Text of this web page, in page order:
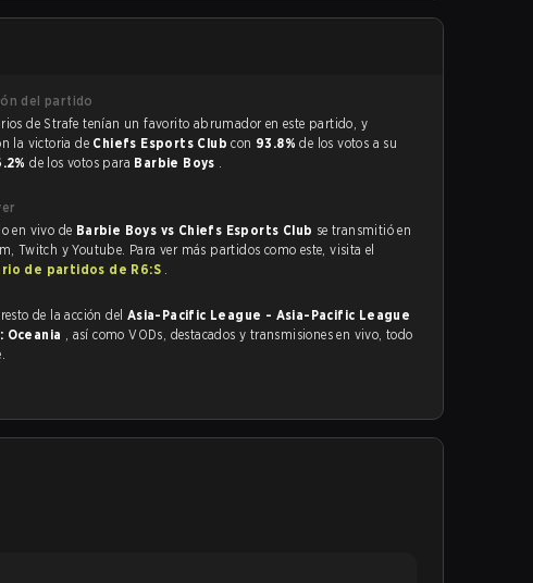
del partido
un favorito abrumador en este partido, y
la victoria de Chiefs Esports Clubcon 93.8%de los votos a su
de los votos para Barbie Boys .
en vivo de Barbie Boys vs Chiefs Esports Club se transmitió en
Twitch y Youtube. Para ver más partidos como este, visita el
de partidos de R6:S .
de la acción del Asia-Pacific League - Asia-Pacific League
Oceania , así como VODs, destacados y transmisiones en vivo, todo